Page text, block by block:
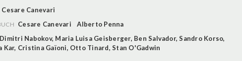
Cesare Canevari
Cesare Canevari Alberto Penna
Dimitri Nabokov, Maria Luisa Geisberger, Ben Salvador,Sandro Korso,
Kar, Cristina Gaïoni, Otto Tinard,Stan O'Gadwin